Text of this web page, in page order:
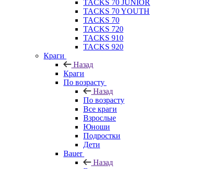
TACKS 70 JUNIOR
TACKS 70 YOUTH
TACKS 70
TACKS 720
TACKS 910
TACKS 920
Краги
Назад
Краги
По возрасту
Назад
По возрасту
Все краги
Взрослые
Юноши
Подростки
Дети
Bauer
Назад